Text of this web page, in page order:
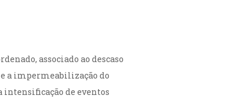
associado ao descaso
e a impermeabilização do
intensificação de eventos